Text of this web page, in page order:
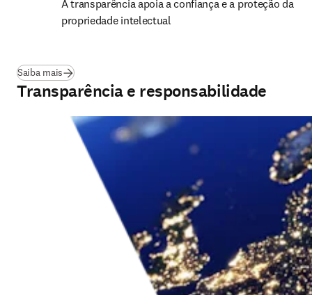
A transparência apoia a confiança e a proteção da
propriedade intelectual
Saiba mais
Transparência e responsabilidade